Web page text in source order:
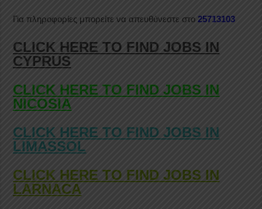
Για πληροφορίες μπορείτε να απευθύνεστε στο25713103
CLICK HERE TO FIND JOBS IN
CYPRUS
CLICK HERE TO FIND JOBS IN
NICOSIA
CLICK HERE TO FIND JOBS IN
LIMASSOL
CLICK HERE TO FIND JOBS IN
LARNACA